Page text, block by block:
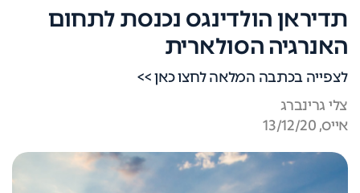
תדיראן הולדינגס נכנסת לתחום
האנרגיה הסולארית
לצפייה בכתבה המלאה לחצו כאן >>
צלי גרינברג
אייס, 13/12/20